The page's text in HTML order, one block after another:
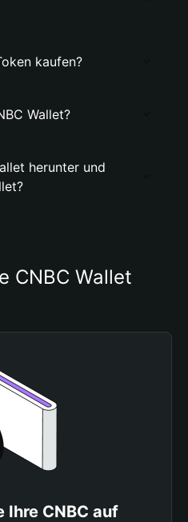
kaufen?
Wallet?
herunter und
CNBC Wallet
Ihre CNBC auf